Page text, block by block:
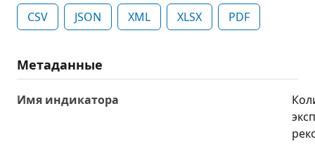
CSV JSON XML XLSX PDF
Метаданные
Имя индикатора